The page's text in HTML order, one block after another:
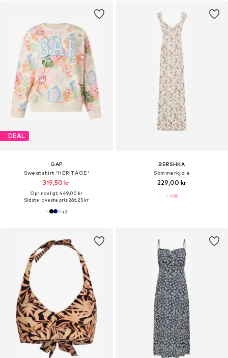
DEAL
GAP
Sweatshirt 'HERITAGE'
319,50 kr
Oprindeligt: 449,00 kr
Sidste laveste pris:266,25 kr
+2
BERSHKA
Sommerkjole
229,00 kr